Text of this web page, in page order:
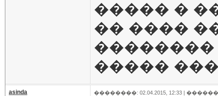
����� �
�� ����
��������
�����
asinda ��������: 02.04.2015, 12:33 |